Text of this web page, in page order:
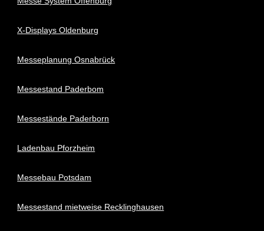
X-Displays Oldenburg
Messeplanung Osnabrück
Messestand Paderbom
Messestände Paderborn
Ladenbau Pforzheim
Messebau Potsdam
Messestand mietweise Recklinghausen